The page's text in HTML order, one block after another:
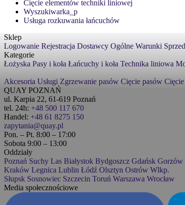
Cięcie elementów techniki liniowej
Wyszukiwarka_p
Usługa rozkuwania łańcuchów
Sklep
Logowanie Rejestracja Dostawcy Ogólne Warunki
Kategorie
Łożyska Pasy i koła Łańcuchy i koła Technika liniowa
Akcesoria Usługi Zgrzewanie pasów Cięcie pasów
QUAY POZNAŃ
ul. Karpia 22, 61-619 Poznań
tel. 24h: +48 500 117 670
Handel: +48 61 8275 150
zapytania@quay.pl
Pon. – Pt. 8:00 – 17:00
Sobota 9:00 – 13:00
Oddziały
Poznań Suchy Las Białystok Bydgoszcz Gdańsk Gorzów
Kraków Legnica Lublin Łódź Olsztyn Ostrów Wlkp.
Słupsk Sosnowiec Szczecin Toruń Warszawa Wrocław
Media społecznościowe